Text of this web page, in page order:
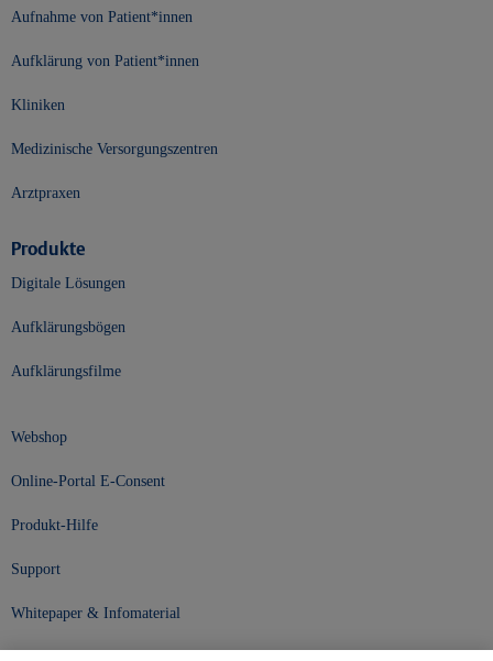
Aufnahme von Patient*innen
Aufklärung von Patient*innen
Kliniken
Medizinische Versorgungszentren
Arztpraxen
Produkte
Digitale Lösungen
Aufklärungsbögen
Aufklärungsfilme
Webshop
Online-Portal E-Consent
Produkt-Hilfe
Support
Whitepaper & Infomaterial